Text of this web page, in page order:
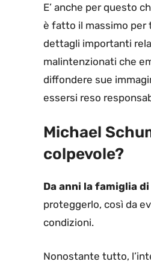
E’ anche per questo
è fatto il massimo per
dettagli importanti
malintenzionati che
diffondere sue
essersi reso
Michael
colpevole?
Da anni la famiglia
proteggerlo, così da
condizioni.
Nonostante tutto,